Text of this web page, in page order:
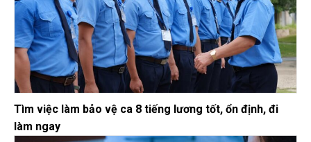
Tìm việc làm bảo vệ ca 8 tiếng lương tốt, ổn định, đi
làm ngay